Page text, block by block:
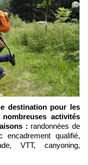
activités
: randonnées de
qualifié,
VTT, canyoning,